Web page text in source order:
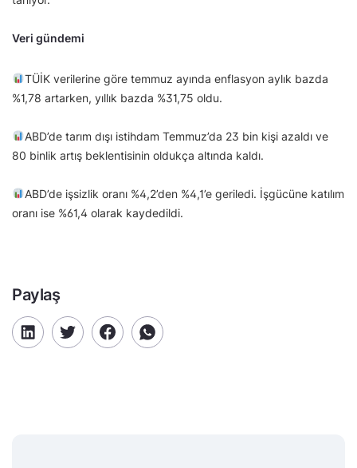
Veri gündemi
TÜİK verilerine göre temmuz ayında enflasyon aylık bazda
%1,78 artarken, yıllık bazda %31,75 oldu.
ABD’de tarım dışı istihdam Temmuz’da 23 bin kişi azaldı ve
80 binlik artış beklentisinin oldukça altında kaldı.
ABD’de işsizlik oranı %4,2’den %4,1’e geriledi. İşgücüne katılım
oranı ise %61,4 olarak kaydedildi.
Paylaş